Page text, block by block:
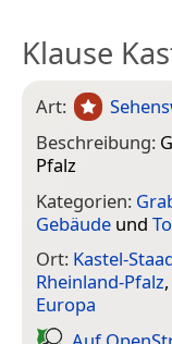
Klause
Art:
Beschreibung:
Pfalz
Kategorien:
Gebäude und
Ort: Kastel-
Rheinland-Pfalz,
Europa